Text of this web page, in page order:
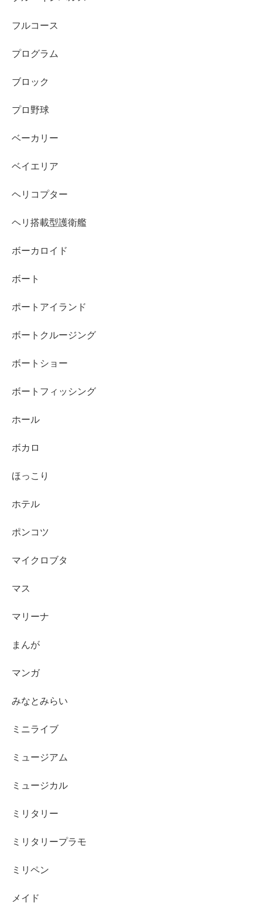
フルコース
プログラム
ブロック
プロ野球
ベーカリー
ベイエリア
ヘリコプター
ヘリ搭載型護衛艦
ボーカロイド
ボート
ポートアイランド
ボートクルージング
ボートショー
ボートフィッシング
ホール
ボカロ
ほっこり
ホテル
ポンコツ
マイクロブタ
マス
マリーナ
まんが
マンガ
みなとみらい
ミニライブ
ミュージアム
ミュージカル
ミリタリー
ミリタリープラモ
ミリペン
メイド